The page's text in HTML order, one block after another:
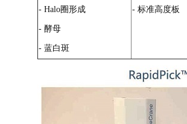
- Halo圈形成
- 酵母
- 蓝白斑
- 标准高度板